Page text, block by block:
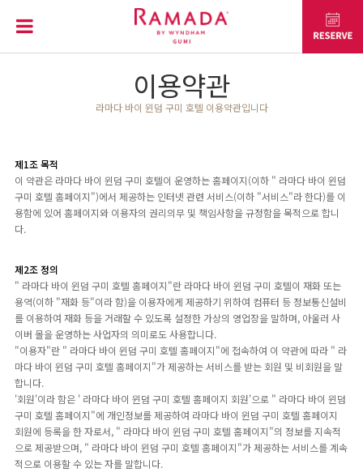
이용약관
라마다 바이 윈덤 구미 호텔 이용약관입니다
제1조 목적
이 약관은 라마다 바이 윈덤 구미 호텔이 운영하는 홈페이지(이하 " 라마다 바이 윈덤
구미 호텔 홈페이지")에서 제공하는 인터넷 관련 서비스(이하 "서비스"라 한다)를 이
용함에 있어 홈페이지와 이용자의 권리의무 및 책임사항을 규정함을 목적으로 합니
다.
제2조 정의
" 라마다 바이 윈덤 구미 호텔 홈페이지"란 라마다 바이 윈덤 구미 호텔이 재화 또는
용역(이하 "재화 등"이라 함)을 이용자에게 제공하기 위하여 컴퓨터 등 정보통신설비
를 이용하여 재화 등을 거래할 수 있도록 설정한 가상의 영업장을 말하며, 아울러 사
이버 몰을 운영하는 사업자의 의미로도 사용합니다.
"이용자"란 " 라마다 바이 윈덤 구미 호텔 홈페이지"에 접속하여 이 약관에 따라 " 라
마다 바이 윈덤 구미 호텔 홈페이지"가 제공하는 서비스를 받는 회원 및 비회원을 말
합니다.
'회원'이라 함은 ' 라마다 바이 윈덤 구미 호텔 홈페이지 회원'으로 " 라마다 바이 윈덤
구미 호텔 홈페이지"에 개인정보를 제공하여 라마다 바이 윈덤 구미 호텔 홈페이지
회원에 등록을 한 자로서, " 라마다 바이 윈덤 구미 호텔 홈페이지"의 정보를 지속적
으로 제공받으며, " 라마다 바이 윈덤 구미 호텔 홈페이지"가 제공하는 서비스를 계속
적으로 이용할 수 있는 자를 말합니다.